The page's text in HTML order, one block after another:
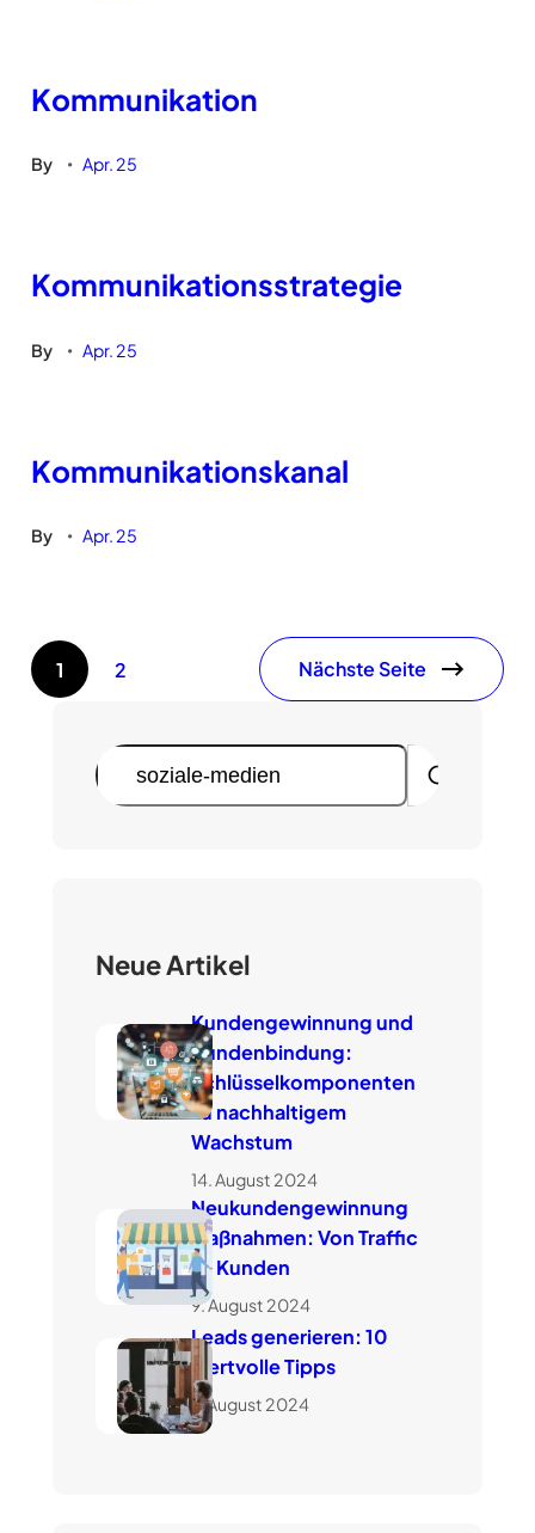
Kommunikation
By • Apr. 25
Kommunikationsstrategie
By • Apr. 25
Kommunikationskanal
By • Apr. 25
1 2 Nächste Seite
S
u
Neue Artikel
Kundengewinnung und
Kundenbindung:
Schlüsselkomponenten
zu nachhaltigem
Wachstum
14. August 2024
Neukundengewinnung
Maßnahmen: Von Traffic
zu Kunden
9. August 2024
Leads generieren: 10
wertvolle Tipps
7. August 2024